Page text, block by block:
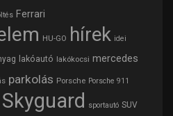
Ferrari
HU-GO hírek idei
lakóautó lakókocsi mercedes
parkolás Porsche Porsche 911
Skyguard sportautó SUV